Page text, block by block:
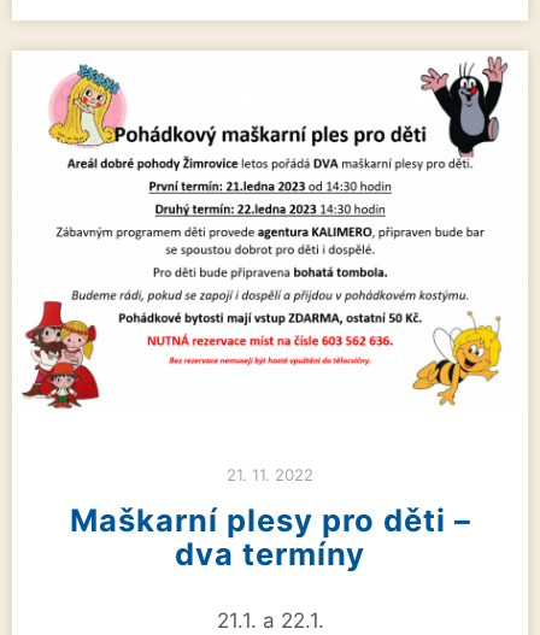
21. 11. 2022
Maškarní plesy pro děti –
dva termíny
21.1. a 22.1.